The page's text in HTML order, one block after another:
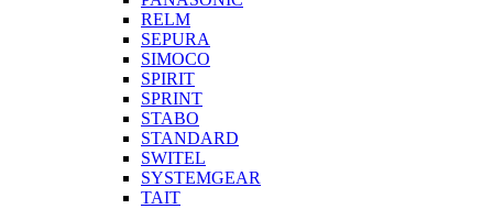
RELM
SEPURA
SIMOCO
SPIRIT
SPRINT
STABO
STANDARD
SWITEL
SYSTEMGEAR
TAIT